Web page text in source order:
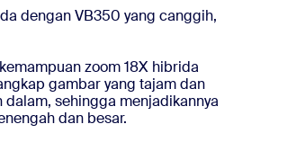
dengan VB350 yang canggih,
zoom 18X hibrida
gambar yang tajam dan
sehingga menjadikannya
dan besar.